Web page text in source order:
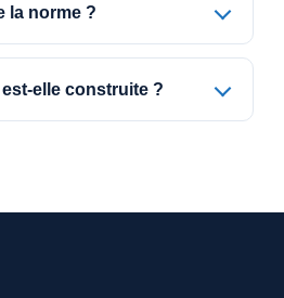
la norme ?
elle construite ?